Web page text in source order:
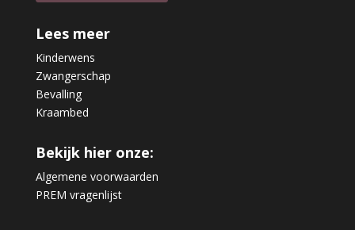
Lees meer
Kinderwens
Zwangerschap
Bevalling
Kraambed
Bekijk hier onze:
Algemene voorwaarden
PREM vragenlijst